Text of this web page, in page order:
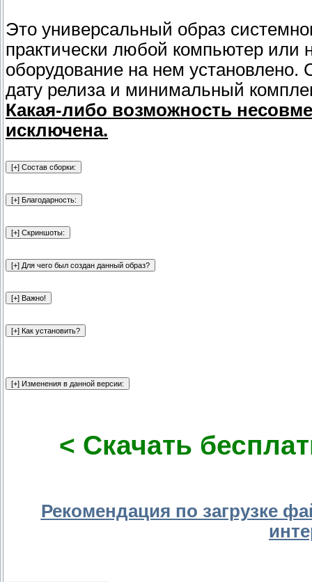
Это универсальный образ
практически любой компьютер или
оборудование на нем
дату релиза и минимальный
Какая-либо возможность
исключена.
< Скачать
Рекомендация по загрузке